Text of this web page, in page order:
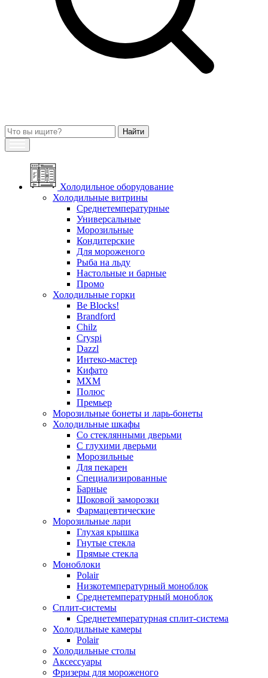
Холодильное оборудование
Холодильные витрины
Среднетемпературные
Универсальные
Морозильные
Кондитерские
Для мороженого
Рыба на льду
Настольные и барные
Промо
Холодильные горки
Be Blocks!
Brandford
Chilz
Cryspi
Dazzl
Интеко-мастер
Кифато
МХМ
Полюс
Премьер
Морозильные бонеты и ларь-бонеты
Холодильные шкафы
Со стеклянными дверьми
С глухими дверьми
Морозильные
Для пекарен
Специализированные
Барные
Шоковой заморозки
Фармацевтические
Морозильные лари
Глухая крышка
Гнутые стекла
Прямые стекла
Моноблоки
Polair
Низкотемпературный моноблок
Среднетемпературный моноблок
Сплит-системы
Среднетемпературная сплит-система
Холодильные камеры
Polair
Холодильные столы
Аксессуары
Фризеры для мороженого